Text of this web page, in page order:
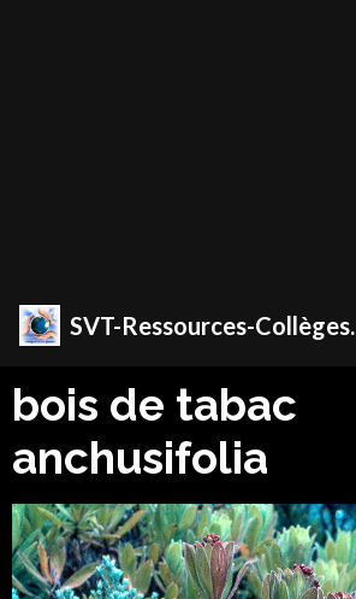
SVT-Ressources-Collèges.
bois de tabac
anchusifolia